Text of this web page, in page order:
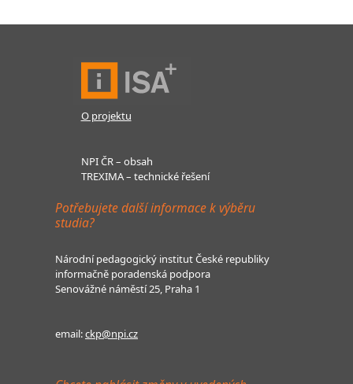
O projektu
NPI ČR – obsah
TREXIMA – technické řešení
Potřebujete další informace k výběru
studia?
Národní pedagogický institut České republiky
informačně poradenská podpora
Senovážné náměstí 25, Praha 1
email:ckp@npi.cz